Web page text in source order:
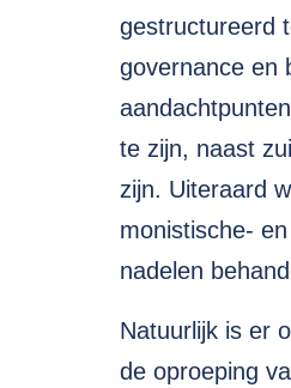
gestructureerd
governance en
te zijn, naast
zijn. Uiteraard
monistische-
nadelen
Natuurlijk is er
de oproeping